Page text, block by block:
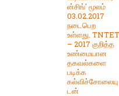
ன்சிங்' மூலம்
03.02.2017
நடைபெற
உள்ளது. TNTET
– 2017 குறித்த
உண்மையான
தகவல்களை
படிக்க
கல்விச்சோலையு
டன்